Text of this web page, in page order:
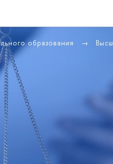
образования